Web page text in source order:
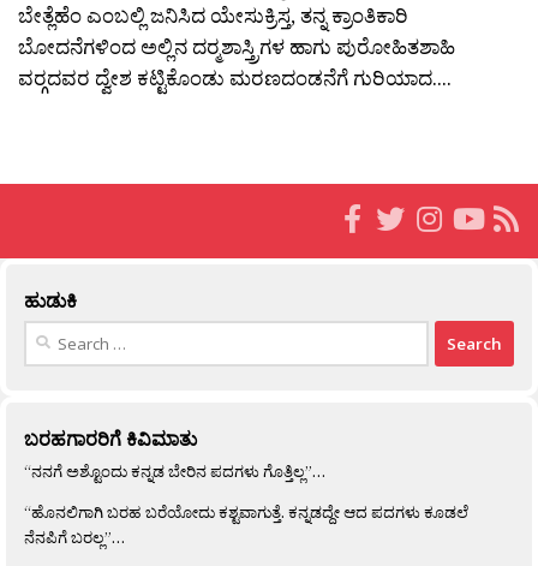
ಬೇತ್ಲೆಹೆಂ ಎಂಬಲ್ಲಿ ಜನಿಸಿದ ಯೇಸುಕ್ರಿಸ್ತ, ತನ್ನ ಕ್ರಾಂತಿಕಾರಿ
ಬೋದನೆಗಳಿಂದ ಅಲ್ಲಿನ ದರ‍್ಮಶಾಸ್ತ್ರಿಗಳ ಹಾಗು ಪುರೋಹಿತಶಾಹಿ
ವರ‍್ಗದವರ ದ್ವೇಶ ಕಟ್ಟಿಕೊಂಡು ಮರಣದಂಡನೆಗೆ ಗುರಿಯಾದ....
ಹುಡುಕಿ
Search
ಬರಹಗಾರರಿಗೆ ಕಿವಿಮಾತು
“ನನಗೆ ಅಶ್ಟೊಂದು ಕನ್ನಡ ಬೇರಿನ ಪದಗಳು ಗೊತ್ತಿಲ್ಲ”…
“ಹೊನಲಿಗಾಗಿ ಬರಹ ಬರೆಯೋದು ಕಶ್ಟವಾಗುತ್ತೆ. ಕನ್ನಡದ್ದೇ ಆದ ಪದಗಳು ಕೂಡಲೆ
ನೆನಪಿಗೆ ಬರಲ್ಲ”…